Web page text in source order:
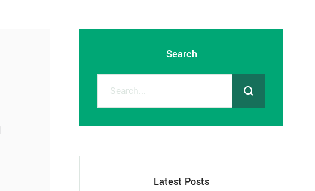
Search
Latest Posts